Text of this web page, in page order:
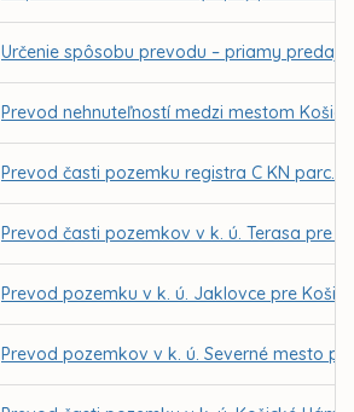
Určenie spôsobu prevodu – priamy predaj
Prevod nehnuteľností medzi mestom
Prevod časti pozemku registra C KN parc.
Prevod časti pozemkov v k. ú. Terasa pre
Prevod pozemku v k. ú. Jaklovce pre
Prevod pozemkov v k. ú. Severné mesto